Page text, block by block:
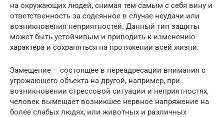
на окружающих людей, снимая тем самым с себя вину и
ответственность за содеянное в случае неудачи или
возникновения неприятностей. Данный тип защиты
может быть устойчивым и приводить к изменению
характера и сохраняться на протяжении всей жизни.
Замещение – состоящее в переадресации внимания с
угрожающего объекта на другой, например, при
возникновении стрессовой ситуации и неприятностях,
человек вымещает возникшее нервное напряжение на
более слабых людях, или животных и различных